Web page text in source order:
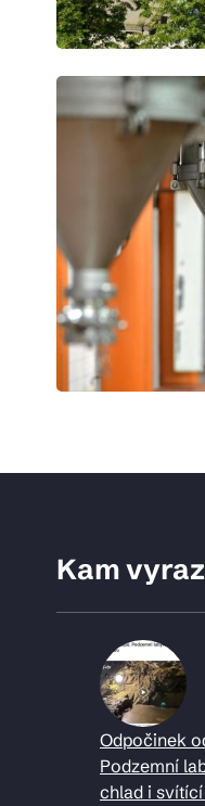
Kam
Odpočinek
Podzemní
chlad i